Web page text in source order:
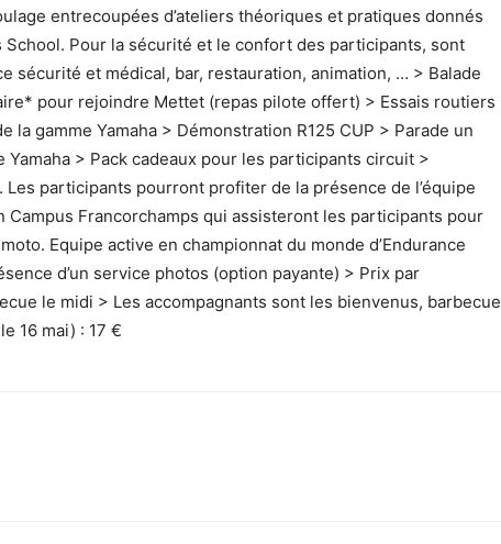
entrecoupées d’ateliers théoriques et pratiques donnés
Pour la sécurité et le confort des participants, sont
sécurité et médical, bar, restauration, animation, … > Balade
pour rejoindre Mettet (repas pilote offert) > Essais routiers
la gamme Yamaha > Démonstration R125 CUP > Parade un
> Pack cadeaux pour les participants circuit >
participants pourront profiter de la présence de l’équipe
Campus Francorchamps qui assisteront les participants pour
Equipe active en championnat du monde d’Endurance
d’un service photos (option payante) > Prix par
le midi > Les accompagnants sont les bienvenus, barbecue
16 mai) : 17 €